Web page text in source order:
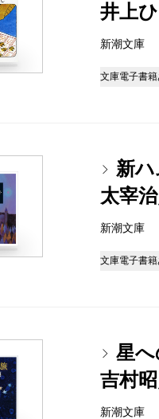
井上
新潮文庫
文庫電子書籍
新
太宰
新潮文庫
文庫電子書籍
星
吉村
新潮文庫